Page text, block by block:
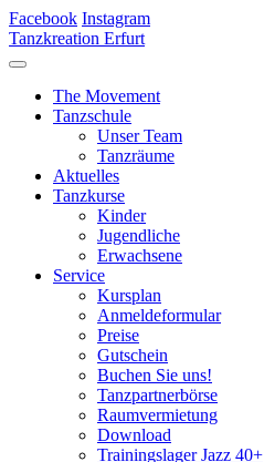
Facebook Instagram
Tanzkreation Erfurt
The Movement
Tanzschule
Unser Team
Tanzräume
Aktuelles
Tanzkurse
Kinder
Jugendliche
Erwachsene
Service
Kursplan
Anmeldeformular
Preise
Gutschein
Buchen Sie uns!
Tanzpartnerbörse
Raumvermietung
Download
Trainingslager Jazz 40+